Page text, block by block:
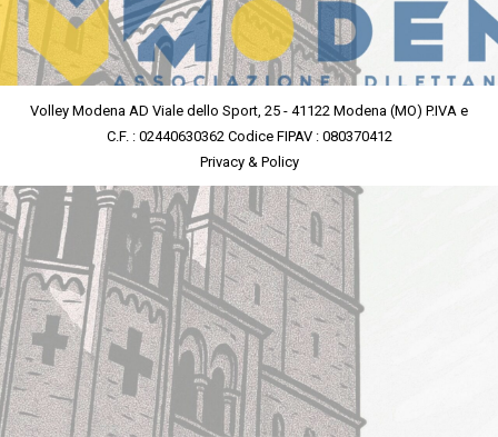
Volley Modena AD Viale dello Sport, 25 - 41122 Modena (MO) P.IVA e
C.F. : 02440630362 Codice FIPAV : 080370412
Privacy & Policy